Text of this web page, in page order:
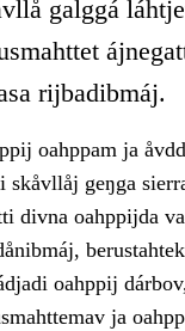
galggá
rijbadibmáj.
oahppam ja
skåvllåj geŋga
divna oahppijda
oahppij
ja